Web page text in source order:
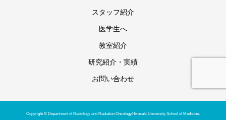
スタッフ紹介
医学生へ
教室紹介
研究紹介・実績
お問い合わせ
Copyright © Department of Radiology and Radiation Oncology,Hirosaki University School of Medicine.